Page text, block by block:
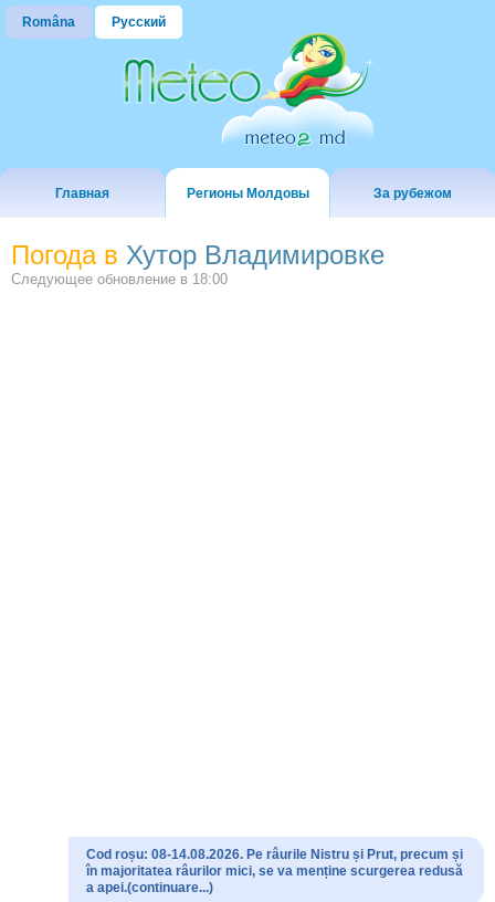
Româna Русский
Главная Регионы Молдовы За рубежом
Погода в Хутор Владимировке
Следующее обновление в 18:00
Cod roșu: 08-14.08.2026. Pe râurile Nistru și Prut, precum și
în majoritatea râurilor mici, se va menține scurgerea redusă
a apei.(continuare...)